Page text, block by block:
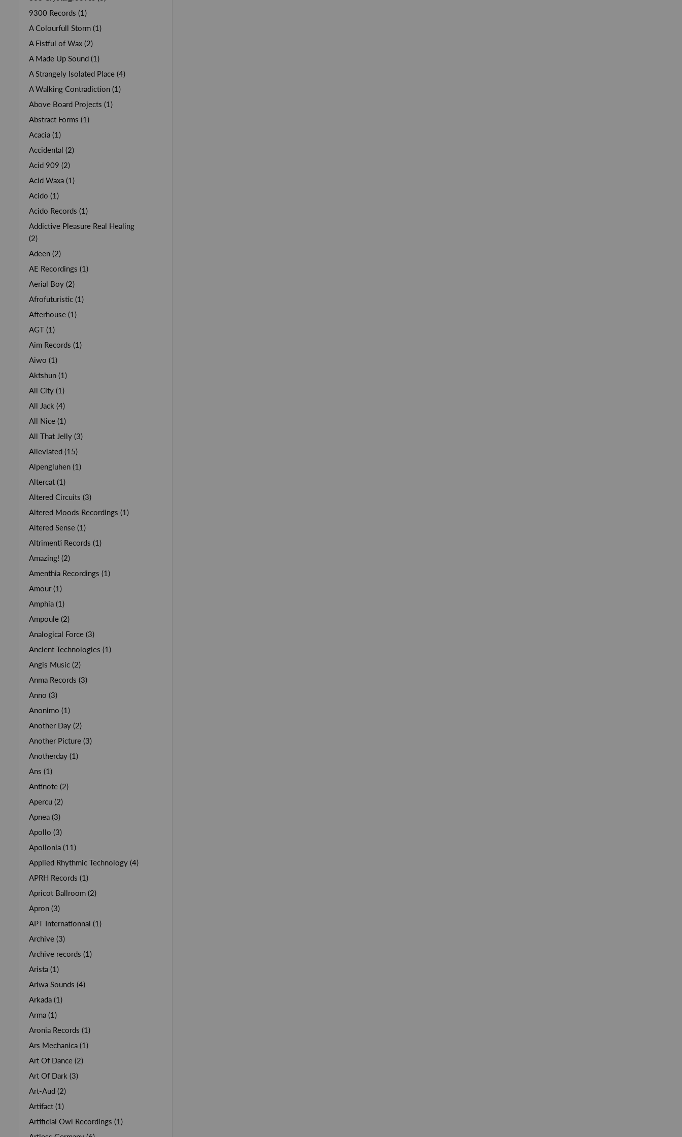
9300 Records (1)
A Colourfull Storm (1)
A Fistful of Wax (2)
A Made Up Sound (1)
A Strangely Isolated Place (4)
A Walking Contradiction (1)
Above Board Projects (1)
Abstract Forms (1)
Acacia (1)
Accidental (2)
Acid 909 (2)
Acid Waxa (1)
Acido (1)
Acido Records (1)
Addictive Pleasure Real Healing
(2)
Adeen (2)
AE Recordings (1)
Aerial Boy (2)
Afrofuturistic (1)
Afterhouse (1)
AGT (1)
Aim Records (1)
Aiwo (1)
Aktshun (1)
All City (1)
All Jack (4)
All Nice (1)
All That Jelly (3)
Alleviated (15)
Alpengluhen (1)
Altercat (1)
Altered Circuits (3)
Altered Moods Recordings (1)
Altered Sense (1)
Altrimenti Records (1)
Amazing! (2)
Amenthia Recordings (1)
Amour (1)
Amphia (1)
Ampoule (2)
Analogical Force (3)
Ancient Technologies (1)
Angis Music (2)
Anma Records (3)
Anno (3)
Anonimo (1)
Another Day (2)
Another Picture (3)
Anotherday (1)
Ans (1)
Antinote (2)
Apercu (2)
Apnea (3)
Apollo (3)
Apollonia (11)
Applied Rhythmic Technology (4)
APRH Records (1)
Apricot Ballroom (2)
Apron (3)
APT Internationnal (1)
Archive (3)
Archive records (1)
Arista (1)
Ariwa Sounds (4)
Arkada (1)
Arma (1)
Aronia Records (1)
Ars Mechanica (1)
Art Of Dance (2)
Art Of Dark (3)
Art-Aud (2)
Artifact (1)
Artificial Owl Recordings (1)